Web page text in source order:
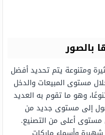
بالصور
ومتنوعة يتم تحديد أفضل
مستوى المبيعات والدخل
وهو ما تقوم به العديد
إلى مستوى جديد من
مستوى أعلى من التصنيع.